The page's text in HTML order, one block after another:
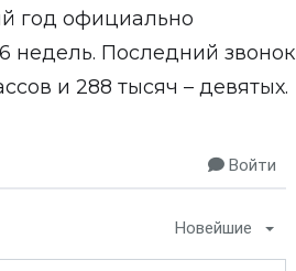
год официально
недель. Последний звонок
и 288 тысяч – девятых.
Войти
Новейшие